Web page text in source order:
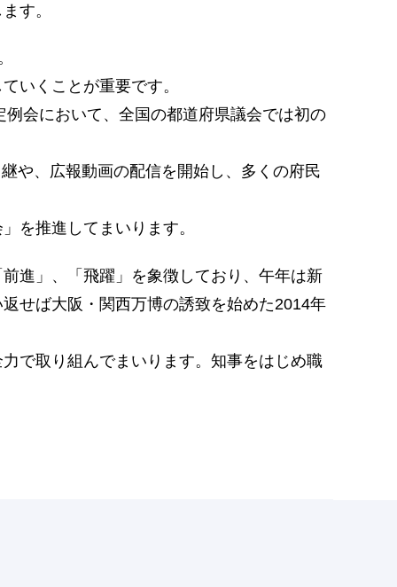
す。
いくことが重要です。
会において、全国の都道府県議会では初の
や、広報動画の配信を開始し、多くの府民
を推進してまいります。
進」、「飛躍」を象徴しており、午年は新
せば大阪・関西万博の誘致を始めた2014年
で取り組んでまいります。知事をはじめ職